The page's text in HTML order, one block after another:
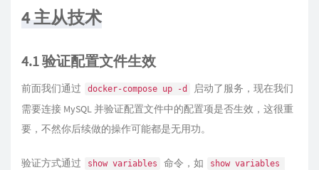
4 主从技术
4.1 验证配置文件生效
前面我们通过 docker-compose up -d
启动了服务，现在我们
需要连接 MySQL 并验证配置文件中的配置项是否生效，这很重
要，不然你后续做的操作可能都是无用功。
验证方式通过 show variables 命令，如 show variables